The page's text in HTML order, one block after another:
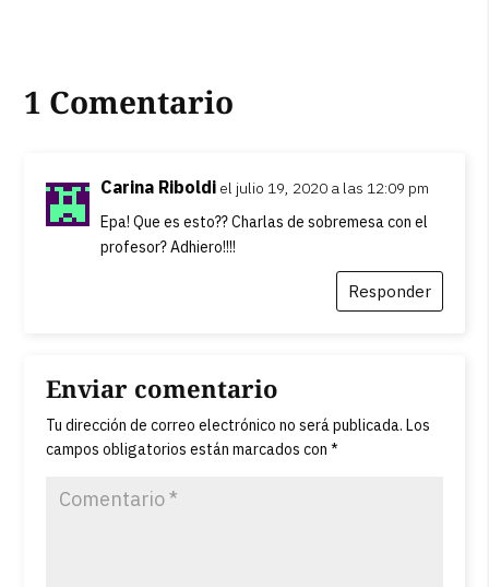
1 Comentario
Carina Riboldi el julio 19, 2020 a las 12:09 pm
Epa! Que es esto?? Charlas de sobremesa con el
profesor? Adhiero!!!!
Responder
Enviar comentario
Tu dirección de correo electrónico no será publicada. Los
campos obligatorios están marcados con*